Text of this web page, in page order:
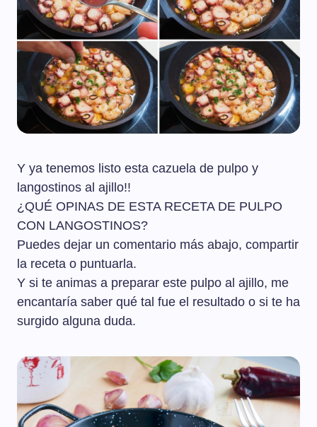
Y ya tenemos listo esta cazuela de pulpo y
langostinos al ajillo!!
¿QUÉ OPINAS DE ESTA RECETA DE PULPO
CON LANGOSTINOS?
Puedes dejar un comentario más abajo, compartir
la receta o puntuarla.
Y si te animas a preparar este pulpo al ajillo, me
encantaría saber qué tal fue el resultado o si te ha
surgido alguna duda.